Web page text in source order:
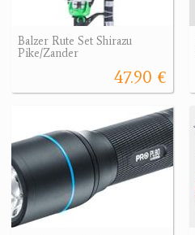
Balzer Rute Set Shirazu
Pike/Zander
47.90 €